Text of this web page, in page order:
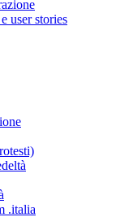
user stories
.italia